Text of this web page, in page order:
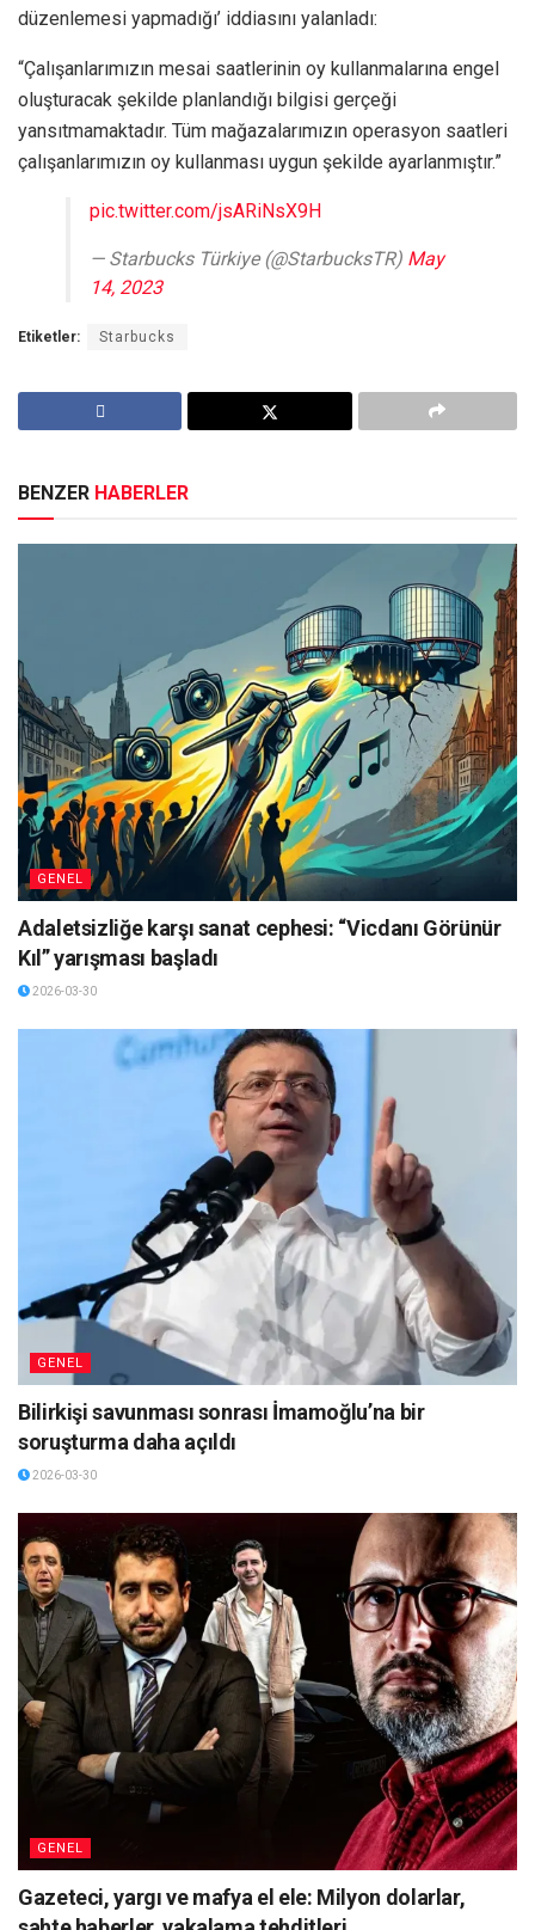
düzenlemesi yapmadığı’ iddiasını yalanladı:
“Çalışanlarımızın mesai saatlerinin oy kullanmalarına engel
oluşturacak şekilde planlandığı bilgisi gerçeği
yansıtmamaktadır. Tüm mağazalarımızın operasyon saatleri
çalışanlarımızın oy kullanması uygun şekilde ayarlanmıştır.”
pic.twitter.com/jsARiNsX9H
— Starbucks Türkiye (@StarbucksTR) May
14, 2023
Etiketler: Starbucks
BENZER HABERLER
GENEL
Adaletsizliğe karşı sanat cephesi: “Vicdanı Görünür
Kıl” yarışması başladı
2026-03-30
GENEL
Bilirkişi savunması sonrası İmamoğlu’na bir
soruşturma daha açıldı
2026-03-30
GENEL
Gazeteci, yargı ve mafya el ele: Milyon dolarlar,